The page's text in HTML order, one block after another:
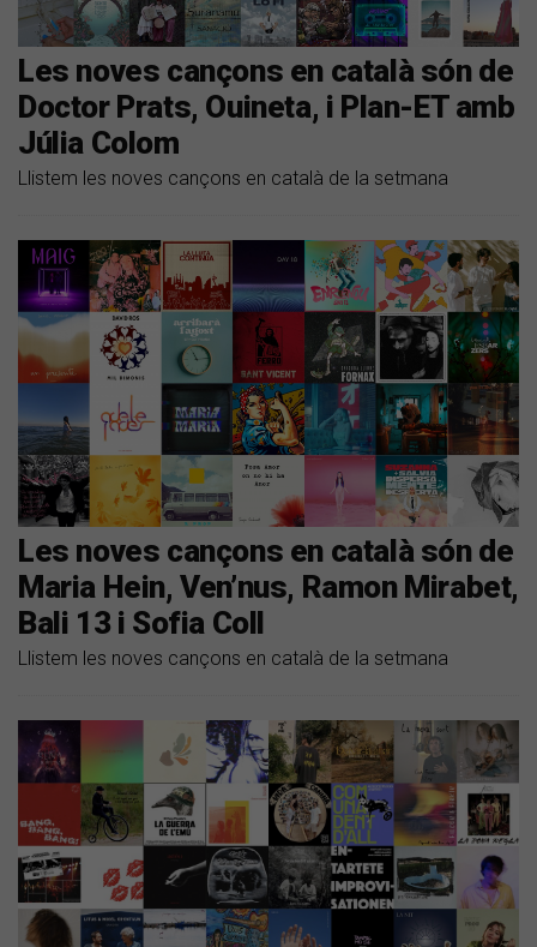
Les noves cançons en català són de
Doctor Prats, Ouineta, i Plan-ET amb
Júlia Colom
Llistem les noves cançons en català de la setmana
Les noves cançons en català són de
Maria Hein, Ven’nus, Ramon Mirabet,
Bali 13 i Sofia Coll
Llistem les noves cançons en català de la setmana